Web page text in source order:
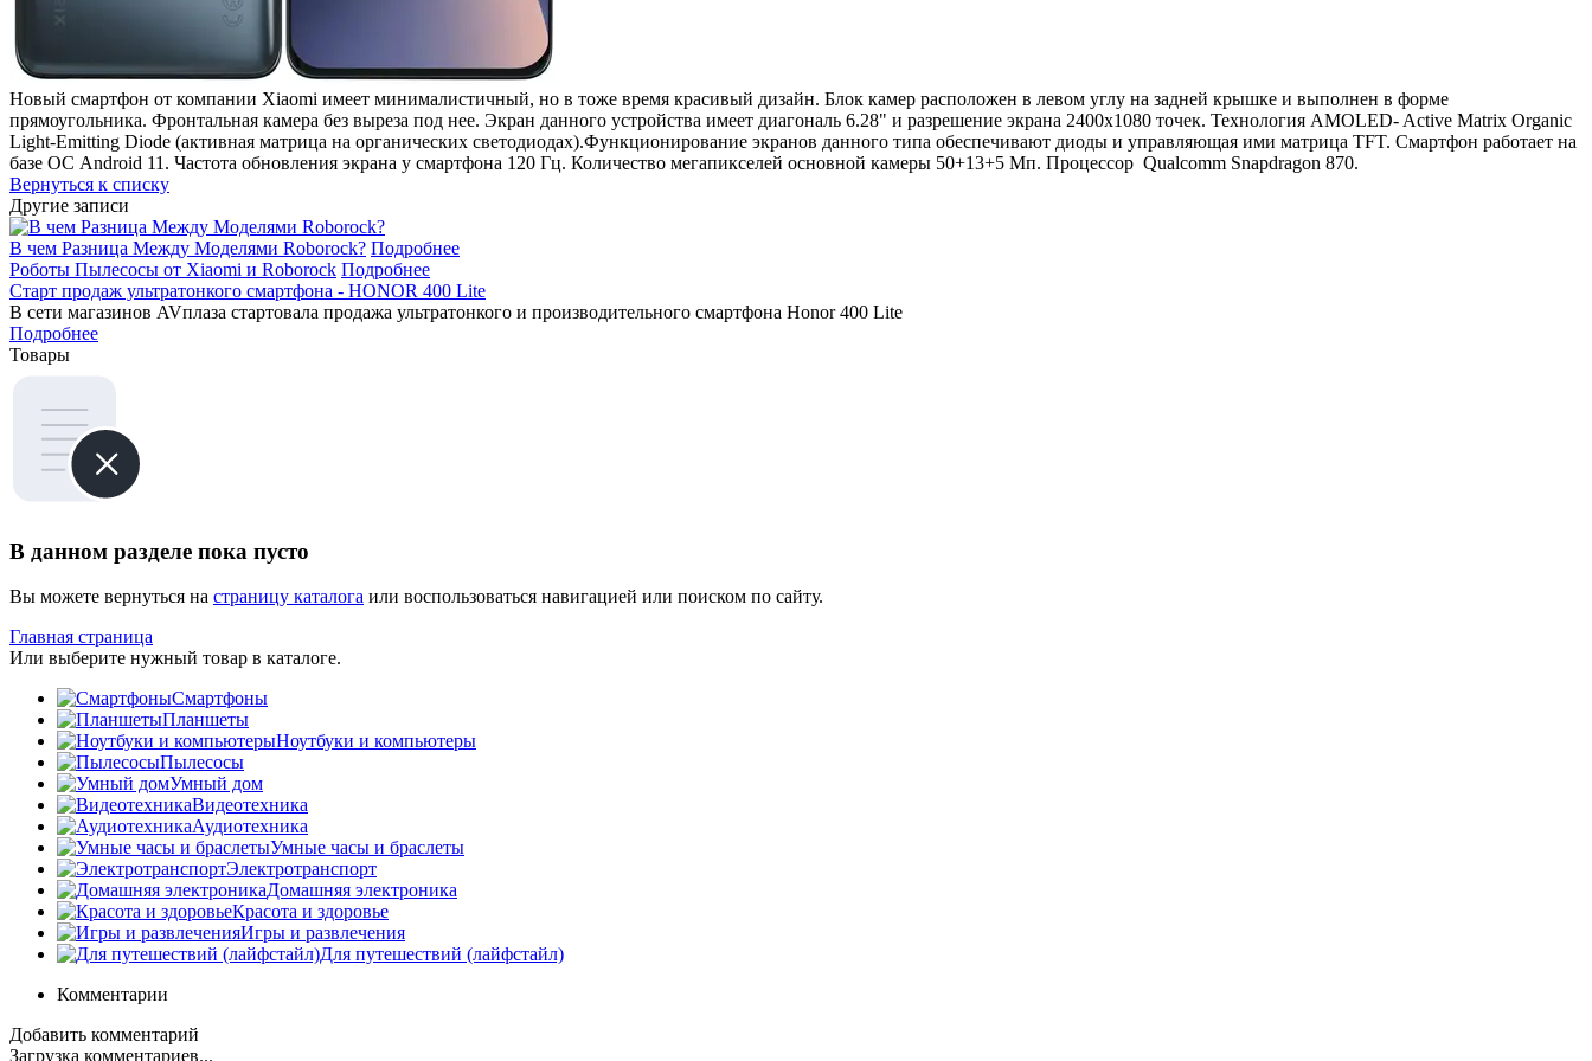
Новый смартфон от компании Xiaomi имеет минималистичный, но в тоже время красивый дизайн. Блок камер расположен в левом углу на задней крышке и выполнен в форме
прямоугольника. Фронтальная камера без выреза под нее. Экран данного устройства имеет диагональ 6.28" и разрешение экрана 2400x1080 точек. Технология AMOLED- Active Matrix Organic
Light-Emitting Diode (активная матрица на органических светодиодах).Функционирование экранов данного типа обеспечивают диоды и управляющая ими матрица TFT. Смартфон работает на
базе ОС Android 11. Частота обновления экрана у смартфона 120 Гц. Количество мегапикселей основной камеры 50+13+5 Мп. Процессор Qualcomm Snapdragon 870.
Вернуться к списку
Другие записи
В чем Разница Между Моделями Roborock? Подробнее
Роботы Пылесосы от Xiaomi и Roborock Подробнее
Старт продаж ультратонкого смартфона - HONOR 400 Lite
В сети магазинов AVплаза стартовала продажа ультратонкого и производительного смартфона Honor 400 Lite
Подробнее
Товары
В данном разделе пока пусто
Вы можете вернуться на страницу каталога или воспользоваться навигацией или поиском по сайту.
Главная страница
Или выберите нужный товар в каталоге.
Смартфоны
Планшеты
Ноутбуки и компьютеры
Пылесосы
Умный дом
Видеотехника
Аудиотехника
Умные часы и браслеты
Электротранспорт
Домашняя электроника
Красота и здоровье
Игры и развлечения
Для путешествий (лайфстайл)
Комментарии
Добавить комментарий
Загрузка комментариев...